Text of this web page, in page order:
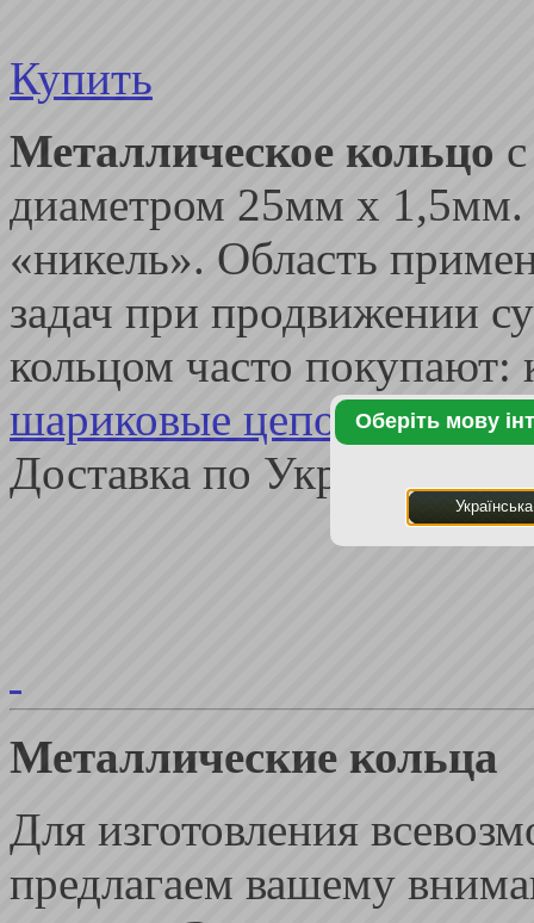
Купить
Металлическое кольцо
диаметром 25мм х 1,5мм.
«никель». Область
задач при продвижении
кольцом часто покупают:
шариковые цепочки.
Доставка по Украине.
Металлические кольца
Для изготовления
предлагаем вашему
Оберіть мову
Українська